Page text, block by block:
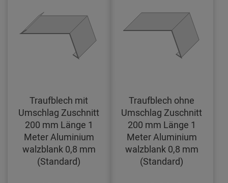
Traufblech mit
Umschlag Zuschnitt
200 mm Länge 1
Meter Aluminium
walzblank 0,8 mm
(Standard)
Traufblech ohne
Umschlag Zuschnitt
200 mm Länge 1
Meter Aluminium
walzblank 0,8 mm
(Standard)